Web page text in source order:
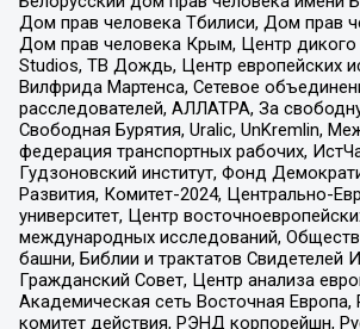
Дом прав человека Тбилиси, Дом прав
Дом прав человека Крым, Центр дикого
Studios, ТВ Дождь, Центр европейских
Вилфрида Мартенса, Сетевое
расследователей, АЛЛАТРА, За
Свободная Бурятия, Uralic, UnKremlin,
федерация транспортных рабочих,
Гудзоновский институт, Фонд
Развития, Комитет-2024, Центрально-
университет, Центр
международных исследований,
башни, Библии и трактатов Свидетелей
Гражданский Совет, Центр анализа
Академическая сеть Восточная Европа,
комитет действия, РЭНД корпорейшн,